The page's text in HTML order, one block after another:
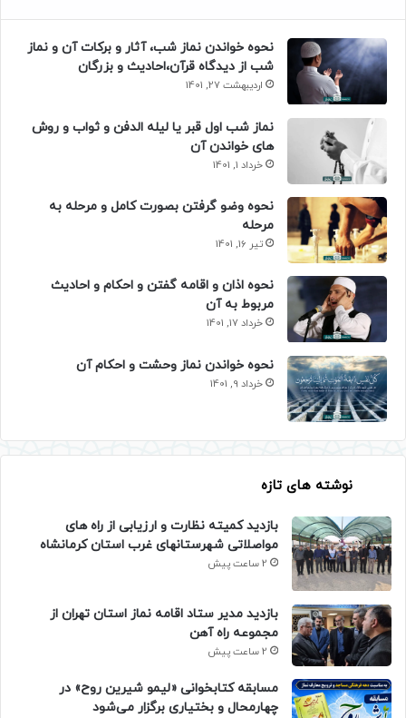
نحوه خواندن نماز شب، آثار و برکات آن و نماز
شب از دیدگاه قرآن،احادیث و بزرگان
اردیبهشت 27, 1401
نماز شب اول قبر یا لیله الدفن و ثواب و روش
های خواندن آن
خرداد 1, 1401
نحوه وضو گرفتن بصورت کامل و مرحله به
مرحله
تیر 16, 1401
نحوه اذان و اقامه گفتن و احکام و احادیث
مربوط به آن
خرداد 17, 1401
نحوه خواندن نماز وحشت و احکام آن
خرداد 9, 1401
نوشته های تازه
بازدید کمیته نظارت و ارزیابی از راه های
مواصلاتی شهرستانهای غرب استان کرمانشاه
2 ساعت پیش
بازدید مدیر ستاد اقامه نماز استان تهران از
مجموعه راه آهن
2 ساعت پیش
مسابقه کتابخوانی «لیمو شیرین روح» در
چهارمحال و بختیاری برگزار می‌شود